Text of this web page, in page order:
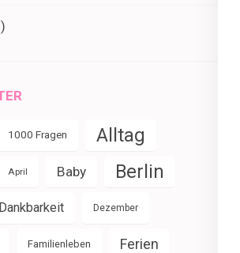
1000 Fragen Alltag
April Baby Berlin
Dankbarkeit Dezember
Familienleben Ferien